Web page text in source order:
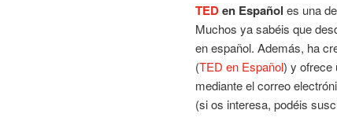
TEDen Español es una
Muchos ya sabéis que
en español. Además, ha
(TED en Español) y ofrece
mediante el correo
(si os interesa, podéis